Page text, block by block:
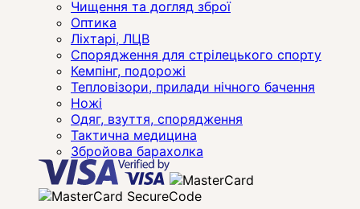
Чищення та догляд зброї
Оптика
Ліхтарі, ЛЦВ
Спорядження для стрілецького спорту
Кемпінг, подорожі
Тепловізори, прилади нічного бачення
Ножі
Одяг, взуття, спорядження
Тактична медицина
Збройова барахолка